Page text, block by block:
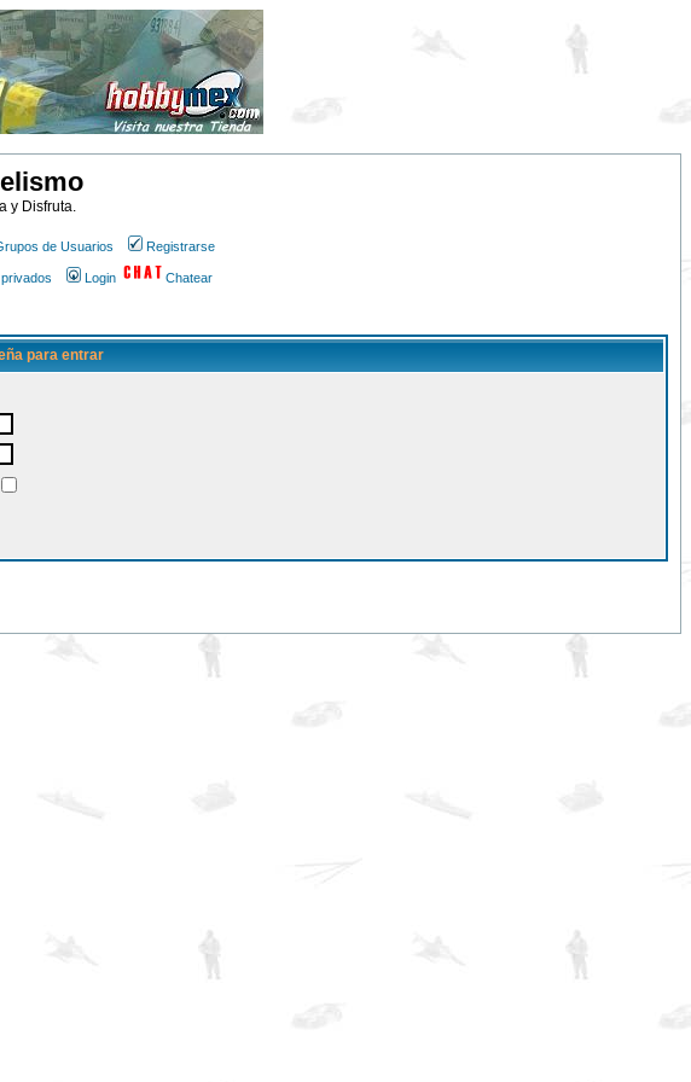
y Disfruta.
de Usuarios Registrarse
Login Chatear
para entrar